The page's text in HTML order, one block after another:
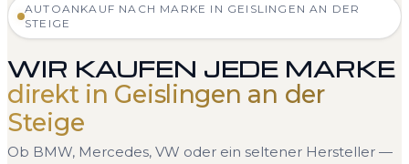
AUTOANKAUF NACH MARKE IN GEISLINGEN AN DER
STEIGE
WIR KAUFEN JEDE MARKE
direkt in Geislingen an der
Steige
Ob BMW, Mercedes, VW oder ein seltener Hersteller —